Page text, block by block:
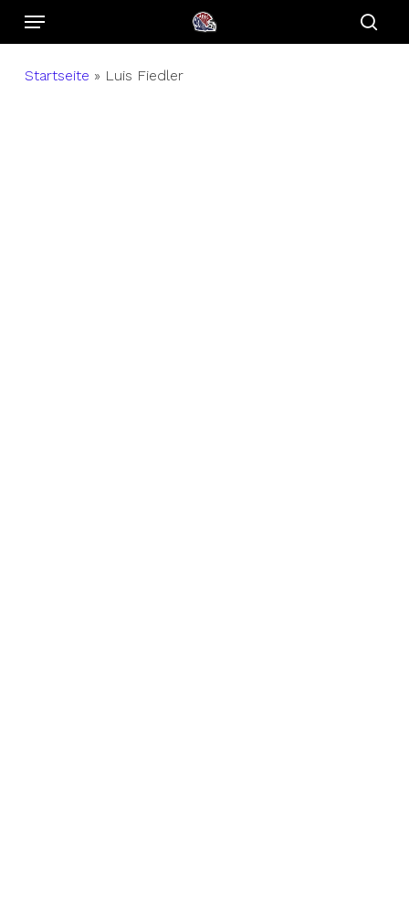
SkipMenu
Startseite » Luis Fiedler